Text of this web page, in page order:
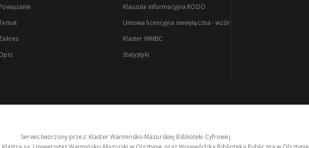
Klauzula informacyjna RODO
Umowa licencyjna niewyłączna - wzór
Klaster WMBC
Statystyki
Serwis tworzony przez: Klaster Warmińsko-Mazurskiej Biblioteki Cyfrowej.